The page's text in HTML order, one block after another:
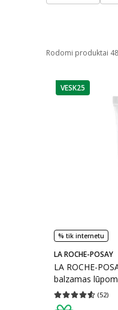
Rodomi produktai
patarimas
VESK25
% tik internetu
LA ROCHE-POSAY
LA ROCHE-
balzamas
LEVRES, 7.5 ml
(52)
Vidutinis įvertinimas